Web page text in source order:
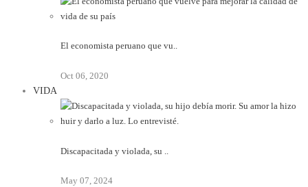
El economista peruano que vu..
Oct 06, 2020
VIDA
Discapacitada y violada, su ..
May 07, 2024